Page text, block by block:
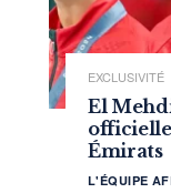
EXCLUSIVITÉ
El
Émirats
L'ÉQUIPE